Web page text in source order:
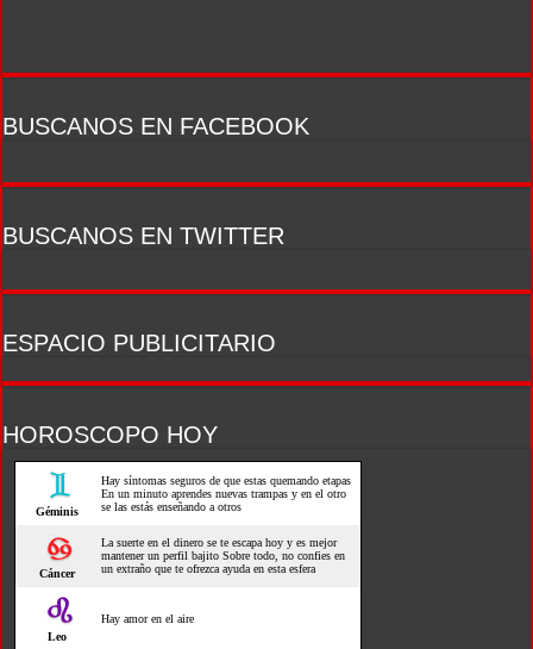
BUSCANOS EN FACEBOOK
BUSCANOS EN TWITTER
ESPACIO PUBLICITARIO
HOROSCOPO HOY